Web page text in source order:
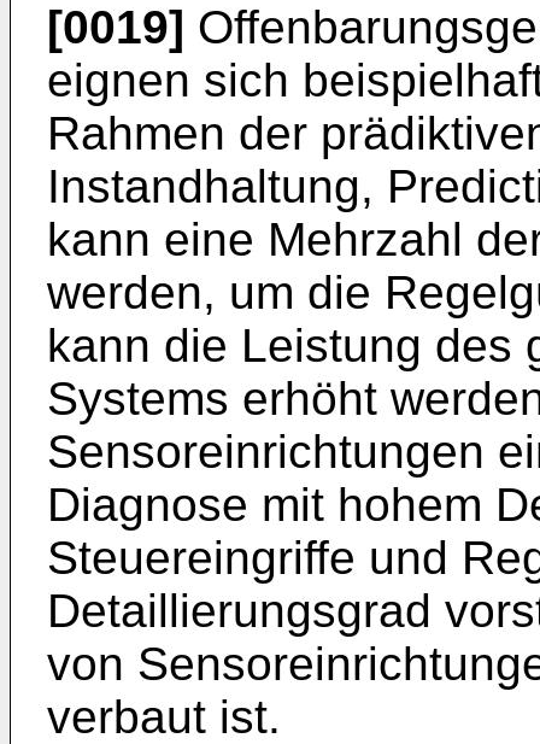
[0019]
eignen sich
Rahmen der
Instandhaltung,
kann eine Mehrzahl
werden, um die
kann die Leistung des
Systems erhöht
Sensoreinrichtungen
Diagnose mit hohem
Steuereingriffe und
Detaillierungsgrad
von
verbaut ist.